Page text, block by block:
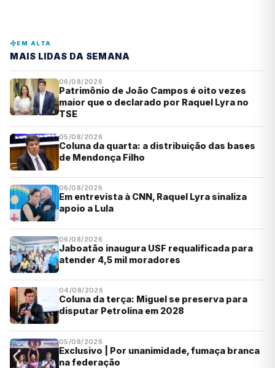
EM ALTA
MAIS LIDAS DA SEMANA
06/08/2026
Patrimônio de João Campos é oito vezes
maior que o declarado por Raquel Lyra no
TSE
05/08/2026
Coluna da quarta: a distribuição das bases
de Mendonça Filho
06/08/2026
Em entrevista à CNN, Raquel Lyra sinaliza
apoio a Lula
06/08/2026
Jaboatão inaugura USF requalificada para
atender 4,5 mil moradores
04/08/2026
Coluna da terça: Miguel se preserva para
disputar Petrolina em 2028
05/08/2026
Exclusivo | Por unanimidade, fumaça branca
na federação